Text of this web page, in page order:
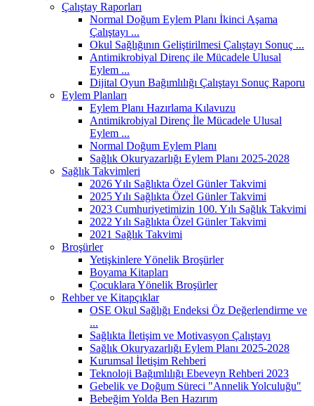
Çalıştay Raporları
Normal Doğum Eylem Planı İkinci Aşama
Çalıştayı ...
Okul Sağlığının Geliştirilmesi Çalıştayı Sonuç ...
Antimikrobiyal Direnç ile Mücadele Ulusal
Eylem ...
Dijital Oyun Bağımlılığı Çalıştayı Sonuç Raporu
Eylem Planları
Eylem Planı Hazırlama Kılavuzu
Antimikrobiyal Direnç İle Mücadele Ulusal
Eylem ...
Normal Doğum Eylem Planı
Sağlık Okuryazarlığı Eylem Planı 2025-2028
Sağlık Takvimleri
2026 Yılı Sağlıkta Özel Günler Takvimi
2025 Yılı Sağlıkta Özel Günler Takvimi
2023 Cumhuriyetimizin 100. Yılı Sağlık Takvimi
2022 Yılı Sağlıkta Özel Günler Takvimi
2021 Sağlık Takvimi
Broşürler
Yetişkinlere Yönelik Broşürler
Boyama Kitapları
Çocuklara Yönelik Broşürler
Rehber ve Kitapçıklar
OSE Okul Sağlığı Endeksi Öz Değerlendirme ve
...
Sağlıkta İletişim ve Motivasyon Çalıştayı
Sağlık Okuryazarlığı Eylem Planı 2025-2028
Kurumsal İletişim Rehberi
Teknoloji Bağımlılığı Ebeveyn Rehberi 2023
Gebelik ve Doğum Süreci "Annelik Yolculuğu"
Bebeğim Yolda Ben Hazırım